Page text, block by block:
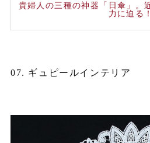
貴婦人の三種の神器「日傘」。
力に迫る！
07. ギュピールインテリア